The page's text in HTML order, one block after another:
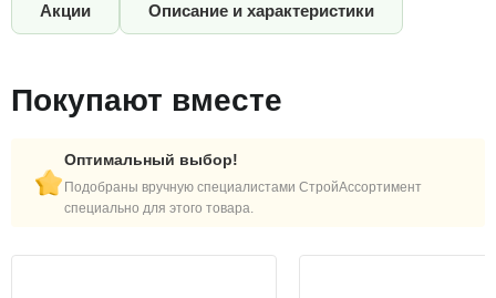
Акции Описание и характеристики
Покупают вместе
Оптимальный выбор!
Подобраны вручную специалистами СтройАссортимент
специально для этого товара.